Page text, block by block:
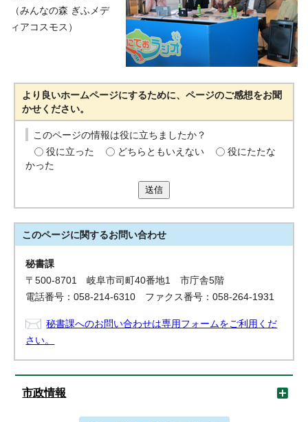
（みんなの森 ぎふメデ
ィアコスモス）
より良いホームページにするために、ページのご感想をお聞
かせください。
このページの情報は役に立ちましたか？
役に立った
どちらともいえない
役にたたな
かった
送信
このページに関するお問い合わせ
秘書課
〒500-8701 岐阜市司町40番地1 市庁舎5階
電話番号：058-214-6310 ファクス番号：058-264-1931
秘書課へのお問い合わせは専用フォームをご利用くだ
さい。
市政情報